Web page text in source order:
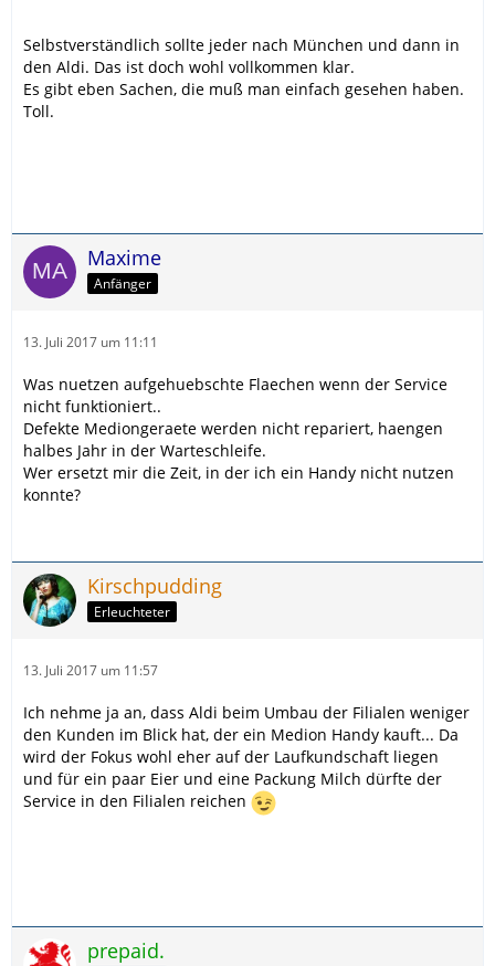
Selbstverständlich sollte jeder nach München und dann in
den Aldi. Das ist doch wohl vollkommen klar.
Es gibt eben Sachen, die muß man einfach gesehen haben.
Toll.
Maxime
Anfänger
13. Juli 2017 um 11:11
Was nuetzen aufgehuebschte Flaechen wenn der Service
nicht funktioniert..
Defekte Mediongeraete werden nicht repariert, haengen
halbes Jahr in der Warteschleife.
Wer ersetzt mir die Zeit, in der ich ein Handy nicht nutzen
konnte?
Kirschpudding
Erleuchteter
13. Juli 2017 um 11:57
Ich nehme ja an, dass Aldi beim Umbau der Filialen weniger
den Kunden im Blick hat, der ein Medion Handy kauft... Da
wird der Fokus wohl eher auf der Laufkundschaft liegen
und für ein paar Eier und eine Packung Milch dürfte der
Service in den Filialen reichen
prepaid.